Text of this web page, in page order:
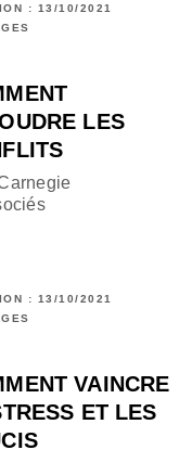
: 13/10/2021
LES
: 13/10/2021
VAINCRE
ET LES